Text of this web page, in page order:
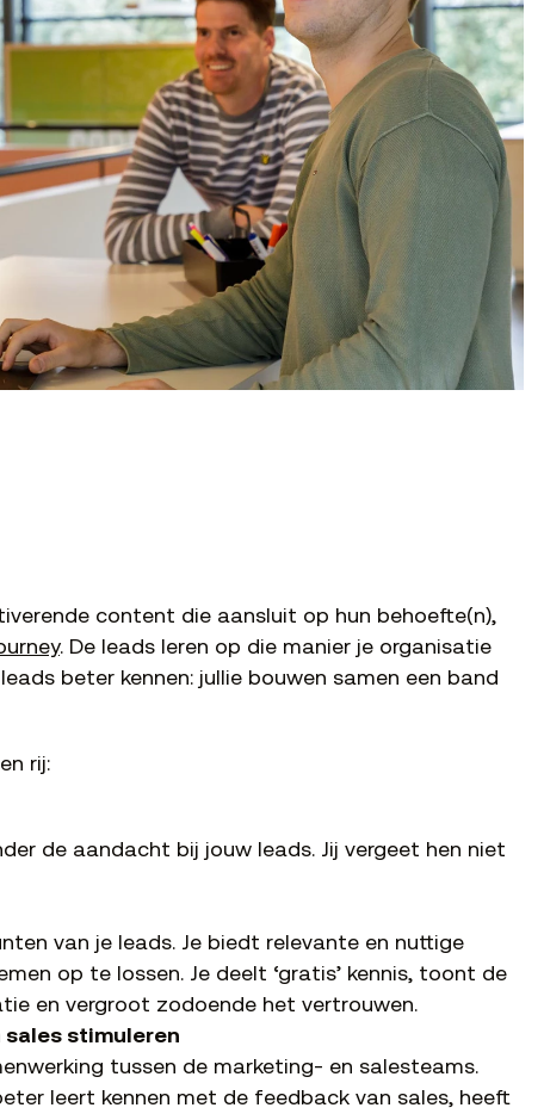
content die aansluit op hun behoefte(n),
. De leads leren op die manier je organisatie
beter kennen: jullie bouwen samen een band
rij:
de aandacht bij jouw leads. Jij vergeet hen niet
van je leads. Je biedt relevante en nuttige
op te lossen. Je deelt ‘gratis’ kennis, toont de
en vergroot zodoende het vertrouwen.
stimuleren
tussen de marketing- en salesteams.
leert kennen met de feedback van sales, heeft